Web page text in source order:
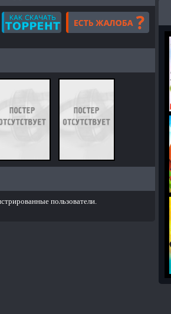
пользователи.